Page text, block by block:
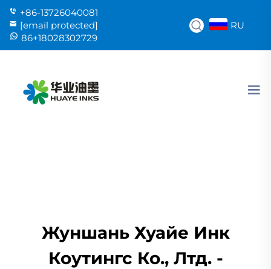
+86-13726040081
[email protected]
86+18028302729
RU
Жуншань Хуайе Инк
Коутингс Ко., Лтд. -